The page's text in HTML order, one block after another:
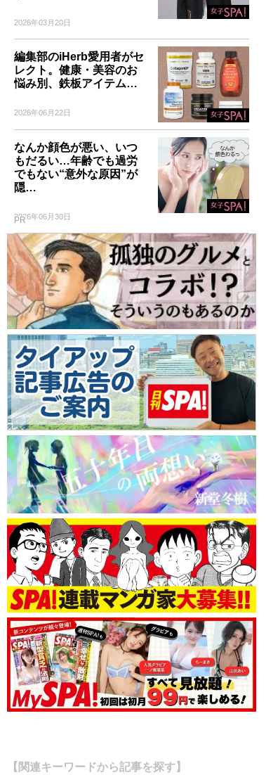
2026年03月20日
編集部のiHerb愛用者がセ
レクト。健康・美容のお
悩み別、鉄板アイテム…
2026年06月22日
なんか顔色が悪い、いつ
もだるい…年齢でも過労
でもない“意外な原因”が
隠…
2026年06月30日
PR
【関連キーワードから記事を探す】